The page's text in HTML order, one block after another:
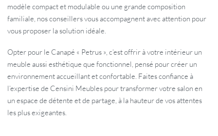
modèle compact et modulable ou une grande composition
familiale, nos conseillers vous accompagnent avec attention pour
vous proposer la solution idéale.
Opter pour le Canapé « Petrus », c’est offrir à votre intérieur un
meuble aussi esthétique que fonctionnel, pensé pour créer un
environnement accueillant et confortable. Faites confiance à
l’expertise de Censini Meubles pour transformer votre salon en
un espace de détente et de partage, à la hauteur de vos attentes
les plus exigeantes.